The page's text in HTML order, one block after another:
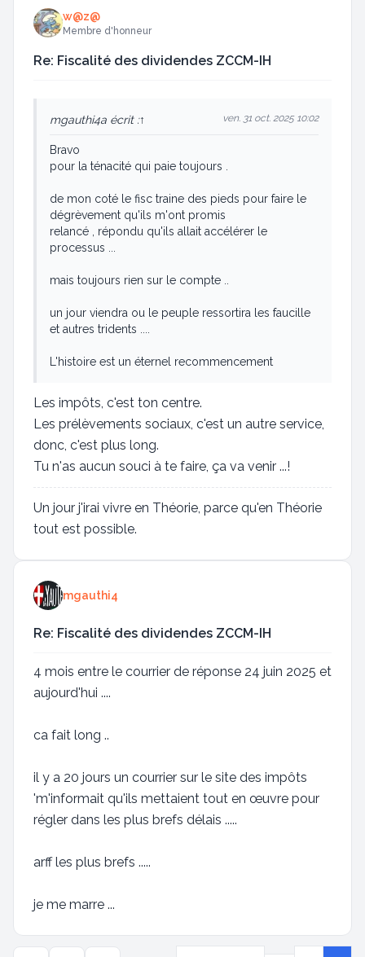
w@z@
Membre d'honneur
Re: Fiscalité des dividendes ZCCM-IH
mgauthi4a écrit :↑ ven. 31 oct. 2025 10:02
Bravo
pour la ténacité qui paie toujours .
de mon coté le fisc traine des pieds pour faire le
dégrèvement qu'ils m'ont promis
relancé , répondu qu'ils allait accélérer le
processus ...
mais toujours rien sur le compte ..
un jour viendra ou le peuple ressortira les faucille
et autres tridents ....
L'histoire est un éternel recommencement
Les impôts, c'est ton centre.
Les prélèvements sociaux, c'est un autre service,
donc, c'est plus long.
Tu n'as aucun souci à te faire, ça va venir ...!
Un jour j'irai vivre en Théorie, parce qu'en Théorie
tout est possible.
mgauthi4
Re: Fiscalité des dividendes ZCCM-IH
4 mois entre le courrier de réponse 24 juin 2025 et
aujourd'hui ....
ca fait long ..
il y a 20 jours un courrier sur le site des impôts
'm'informait qu'ils mettaient tout en œuvre pour
régler dans les plus brefs délais .....
arff les plus brefs .....
je me marre ...